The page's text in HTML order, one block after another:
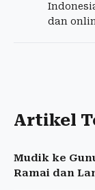
dan
Artikel
Mudik ke
Ramai dan